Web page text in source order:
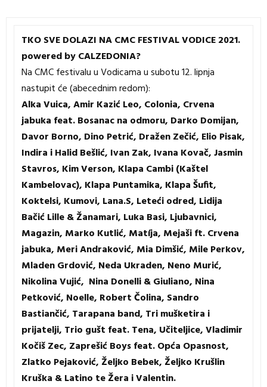
TKO SVE DOLAZI NA CMC FESTIVAL VODICE 2021.
powered by CALZEDONIA?
Na CMC festivalu u Vodicama u subotu 12. lipnja
nastupit će (abecednim redom):
Alka Vuica, Amir Kazić Leo, Colonia, Crvena
jabuka feat. Bosanac na odmoru, Darko Domijan,
Davor Borno, Dino Petrić, Dražen Zečić, Elio Pisak,
Indira i Halid Bešlić, Ivan Zak, Ivana Kovač, Jasmin
Stavros, Kim Verson, Klapa Cambi (Kaštel
Kambelovac), Klapa Puntamika, Klapa Šufit,
Koktelsi, Kumovi, Lana.S, Leteći odred, Lidija
Bačić Lille & Žanamari, Luka Basi, Ljubavnici,
Magazin, Marko Kutlić, Matíja, Mejaši ft. Crvena
jabuka, Meri Andraković, Mia Dimšić, Mile Perkov,
Mladen Grdović, Neda Ukraden, Neno Murić,
Nikolina Vujić, Nina Donelli & Giuliano, Nina
Petković, Noelle, Robert Čolina, Sandro
Bastiančić, Tarapana band, Tri mušketira i
prijatelji, Trio gušt feat. Tena, Učiteljice, Vladimir
Kočiš Zec, Zaprešić Boys feat. Opća Opasnost,
Zlatko Pejaković, Željko Bebek, Željko Krušlin
Kruška & Latino te Žera i Valentin.